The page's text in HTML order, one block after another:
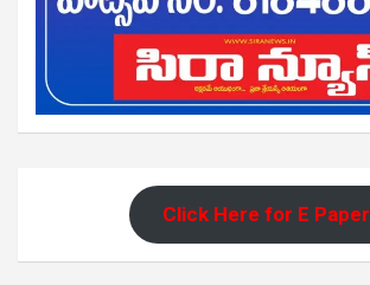
Click Here for E Paper